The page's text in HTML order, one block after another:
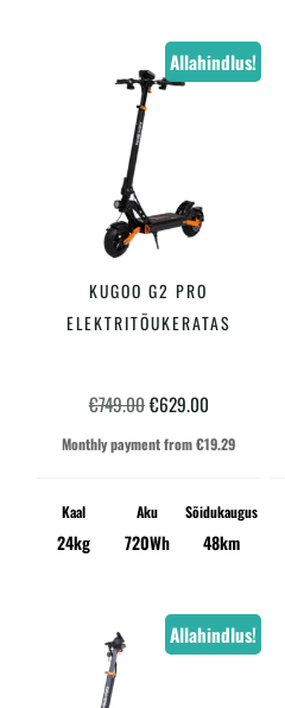
Allahindlus!
LISA KORVI
KUGOO G2 PRO
ELEKTRITÕUKERATAS
€749.00Algne
hind
€749.00.
€629.00Praegune
hind
€629.00.
Monthly payment from€19.29
Kaal
24kg
Aku
720Wh
Sõidukaugus
48km
Allahindlus!